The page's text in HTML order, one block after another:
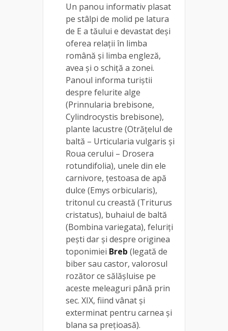
Un panou informativ plasat
pe stâlpi de molid pe latura
de E a tăului e devastat deși
oferea relații în limba
română şi limba engleză,
avea și o schiță a zonei.
Panoul informa turiștii
despre felurite alge
(Prinnularia brebisone,
Cylindrocystis brebisone),
plante lacustre (Otrăţelul de
baltă – Urticularia vulgaris şi
Roua cerului – Drosera
rotundifolia), unele din ele
carnivore, ţestoasa de apă
dulce (Emys orbicularis),
tritonul cu creastă (Triturus
cristatus), buhaiul de baltă
(Bombina variegata), feluriţi
peşti dar şi despre originea
toponimiei Breb (legată de
biber sau castor, valorosul
rozător ce sălăşluise pe
aceste meleaguri până prin
sec. XIX, fiind vânat şi
exterminat pentru carnea şi
blana sa preţioasă).